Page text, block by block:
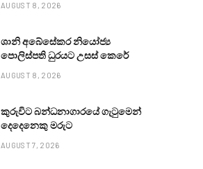
AUGUST 8, 2026
ශානි අබේසේකර නියෝජ්‍ය
පොලිස්පති ධුරයට උසස් කෙරේ
AUGUST 8, 2026
කුරුවිට බන්ධනාගාරයේ ගැටුමෙන්
දෙදෙනෙකු මරුට
AUGUST 7, 2026